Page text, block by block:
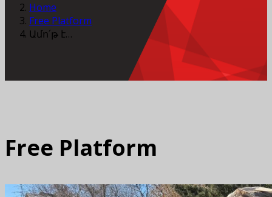
Home
Free Platform
Ամո՛թ է…
Free Platform